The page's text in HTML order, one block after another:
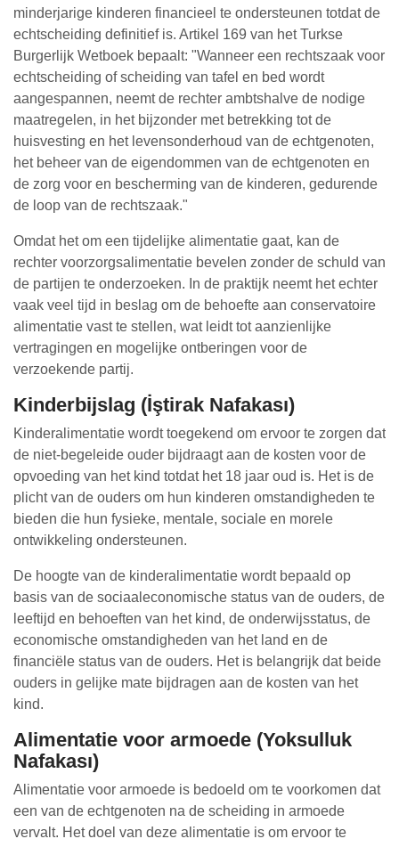
minderjarige kinderen financieel te ondersteunen totdat de
echtscheiding definitief is. Artikel 169 van het Turkse
Burgerlijk Wetboek bepaalt: "Wanneer een rechtszaak voor
echtscheiding of scheiding van tafel en bed wordt
aangespannen, neemt de rechter ambtshalve de nodige
maatregelen, in het bijzonder met betrekking tot de
huisvesting en het levensonderhoud van de echtgenoten,
het beheer van de eigendommen van de echtgenoten en
de zorg voor en bescherming van de kinderen, gedurende
de loop van de rechtszaak."
Omdat het om een tijdelijke alimentatie gaat, kan de
rechter voorzorgsalimentatie bevelen zonder de schuld van
de partijen te onderzoeken. In de praktijk neemt het echter
vaak veel tijd in beslag om de behoefte aan conservatoire
alimentatie vast te stellen, wat leidt tot aanzienlijke
vertragingen en mogelijke ontberingen voor de
verzoekende partij.
Kinderbijslag (İştirak Nafakası)
Kinderalimentatie wordt toegekend om ervoor te zorgen dat
de niet-begeleide ouder bijdraagt aan de kosten voor de
opvoeding van het kind totdat het 18 jaar oud is. Het is de
plicht van de ouders om hun kinderen omstandigheden te
bieden die hun fysieke, mentale, sociale en morele
ontwikkeling ondersteunen.
De hoogte van de kinderalimentatie wordt bepaald op
basis van de sociaaleconomische status van de ouders, de
leeftijd en behoeften van het kind, de onderwijsstatus, de
economische omstandigheden van het land en de
financiële status van de ouders. Het is belangrijk dat beide
ouders in gelijke mate bijdragen aan de kosten van het
kind.
Alimentatie voor armoede (Yoksulluk
Nafakası)
Alimentatie voor armoede is bedoeld om te voorkomen dat
een van de echtgenoten na de scheiding in armoede
vervalt. Het doel van deze alimentatie is om ervoor te